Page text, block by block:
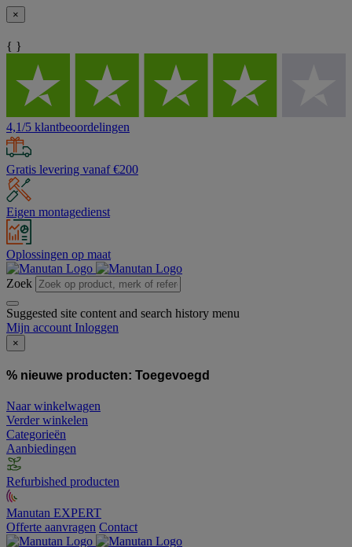
×
{ }
4,1/5 klantbeoordelingen
Gratis levering vanaf €200
Eigen montagedienst
Oplossingen op maat
Zoek
Suggested site content and search history menu
Mijn account Inloggen
×
% nieuwe producten: Toegevoegd
Naar winkelwagen
Verder winkelen
Categorieën
Aanbiedingen
Refurbished producten
Manutan EXPERT
Offerte aanvragen Contact